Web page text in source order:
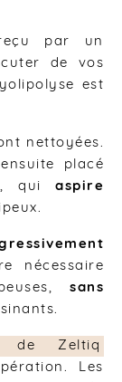
par un
de vos
est
nettoyées.
placé
qui aspire
nécessaire
sans
de Zeltiq
Les